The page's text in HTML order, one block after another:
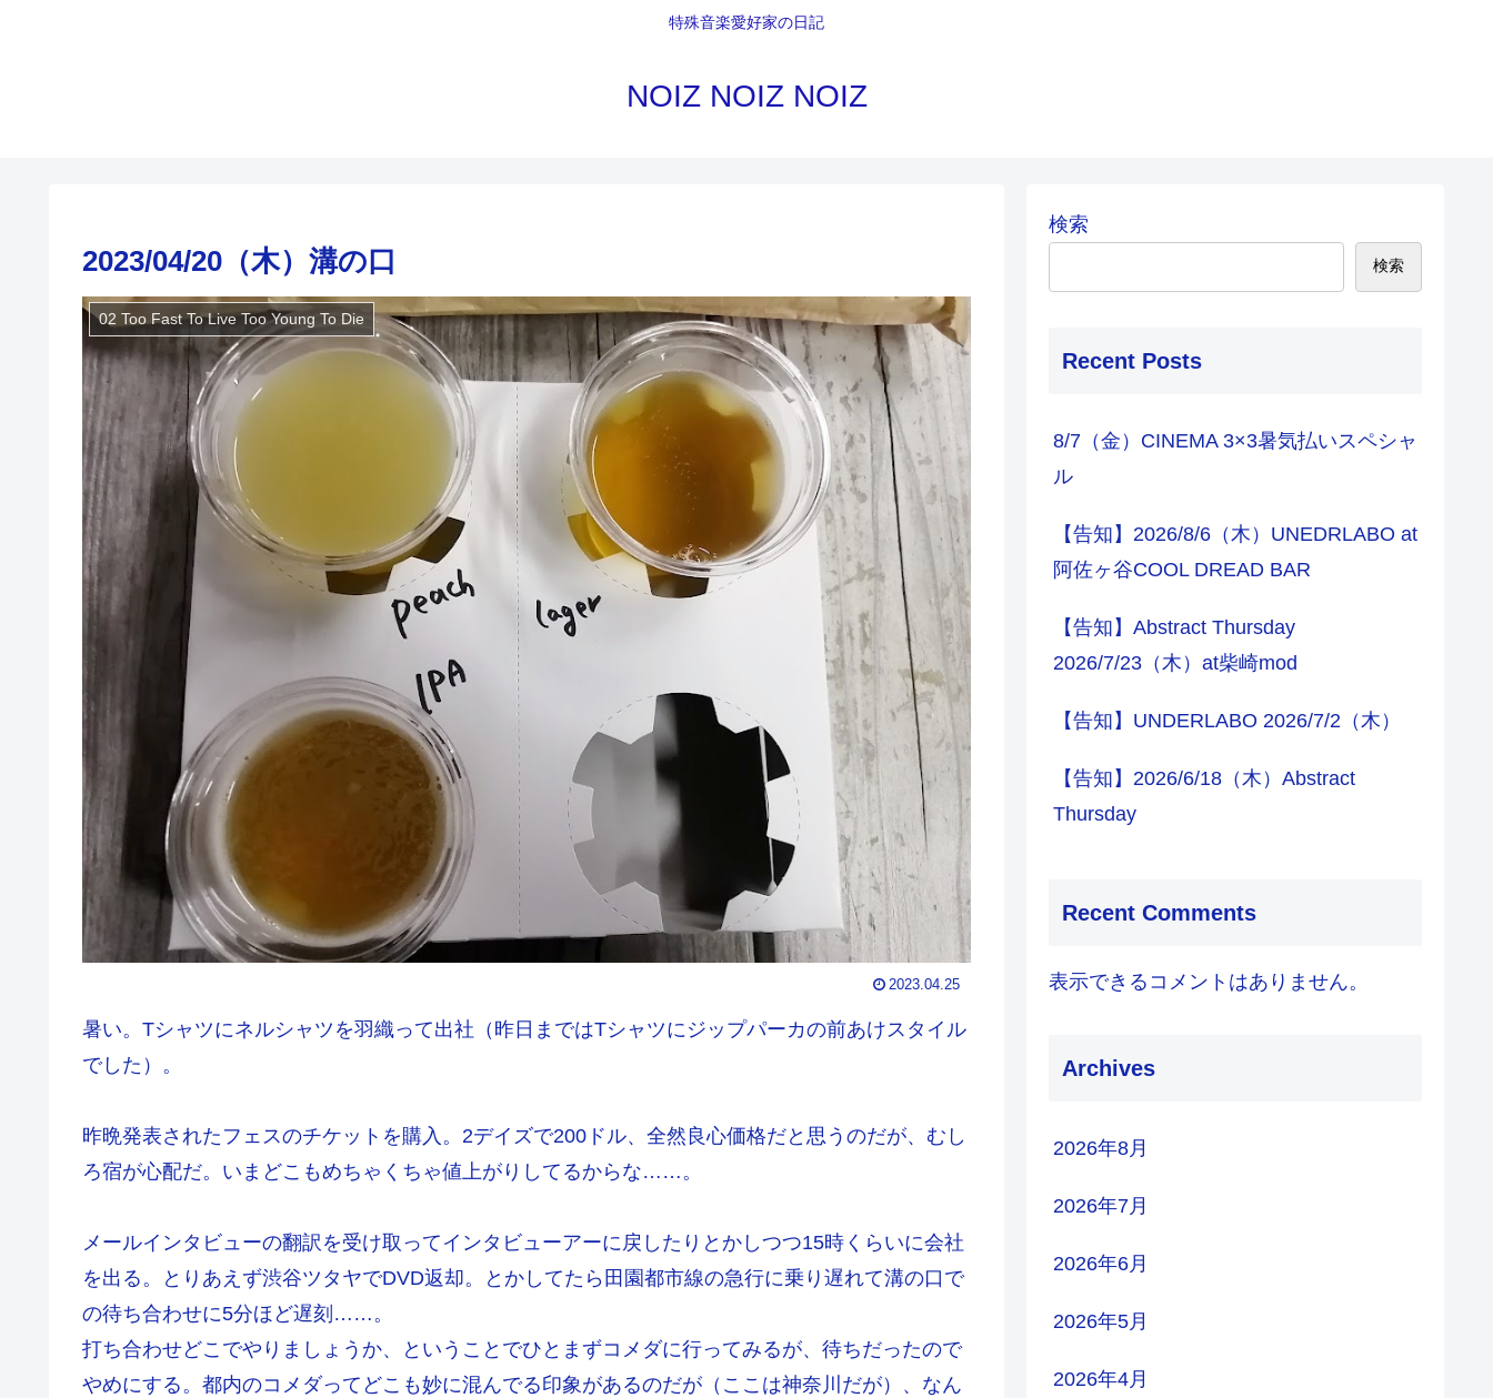
特殊音楽愛好家の日記
NOIZ NOIZ NOIZ
2023/04/20（木）溝の口
02 Too Fast To Live Too Young To Die
2023.04.25
暑い。Tシャツにネルシャツを羽織って出社（昨日まではTシャツにジップパーカの前あけスタイル
でした）。
昨晩発表されたフェスのチケットを購入。2デイズで200ドル、全然良心価格だと思うのだが、むし
ろ宿が心配だ。いまどこもめちゃくちゃ値上がりしてるからな……。
メールインタビューの翻訳を受け取ってインタビューアーに戻したりとかしつつ15時くらいに会社
を出る。とりあえず渋谷ツタヤでDVD返却。とかしてたら田園都市線の急行に乗り遅れて溝の口で
の待ち合わせに5分ほど遅刻……。
打ち合わせどこでやりましょうか、ということでひとまずコメダに行ってみるが、待ちだったので
やめにする。都内のコメダってどこも妙に混んでる印象があるのだが（ここは神奈川だが）、なん
検索
検索
Recent Posts
8/7（金）CINEMA 3×3暑気払いスペシャ
ル
【告知】2026/8/6（木）UNEDRLABO at
阿佐ヶ谷COOL DREAD BAR
【告知】Abstract Thursday
2026/7/23（木）at柴崎mod
【告知】UNDERLABO 2026/7/2（木）
【告知】2026/6/18（木）Abstract
Thursday
Recent Comments
表示できるコメントはありません。
Archives
2026年8月
2026年7月
2026年6月
2026年5月
2026年4月